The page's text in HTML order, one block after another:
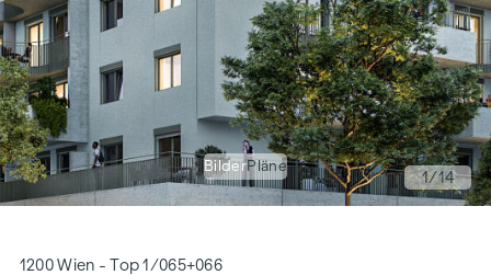
BilderPläne
1/14
1200 Wien - Top 1/065+066